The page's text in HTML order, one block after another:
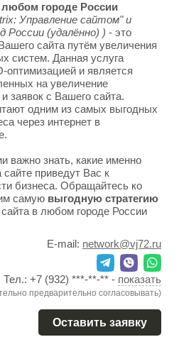
городе России
Управление сайтом" и
России (удалённо) ) - это
сайта путём увеличения
систем. Данная услуга
оптимизацией и является
на увеличение
заявок с Вашего сайта.
одним из самых выгодных
через интернет в
важно знать, какие именно
приведут Вас к
бизнеса. Обращайтесь ко
самую выгодную стратегию
в любом городе России
E-mail: network@vj72.ru
Тел.: +7 (932) ***-**-** - показать
предварительно согласовывать)
Оставить заявку